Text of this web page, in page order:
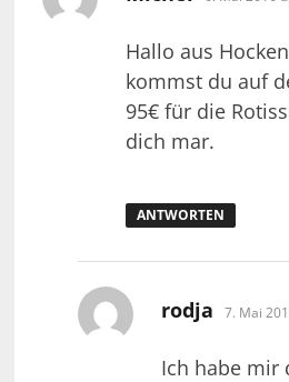
Hallo aus
kommst du auf
95€ für die
dich mar.
ANTWORTEN
rodja sagt:
7. Mai
Ich habe mir